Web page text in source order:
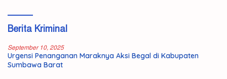
Berita Kriminal
September 10, 2025
Urgensi Penanganan Maraknya Aksi Begal di Kabupaten
Sumbawa Barat